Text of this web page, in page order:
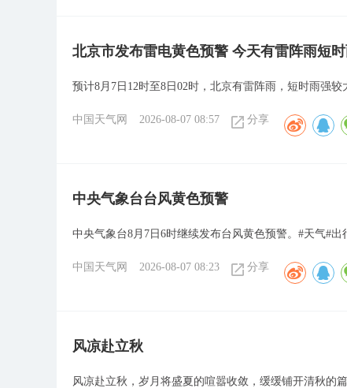
北京市发布雷电黄色预警 今天有雷阵雨短
预计8月7日12时至8日02时，北京有雷阵雨，短时雨强较
中国天气网 2026-08-07 08:57 分享
​中央气象台台风黄色预警
中央气象台8月7日6时继续发布台风黄色预警。#天气#出
中国天气网 2026-08-07 08:23 分享
风凉赴立秋
风凉赴立秋，岁月将盛夏的喧嚣收敛，缓缓铺开清秋的篇